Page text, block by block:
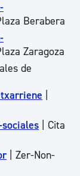
Berabera
Zaragoza
de
| Cita
| Zer-Non-